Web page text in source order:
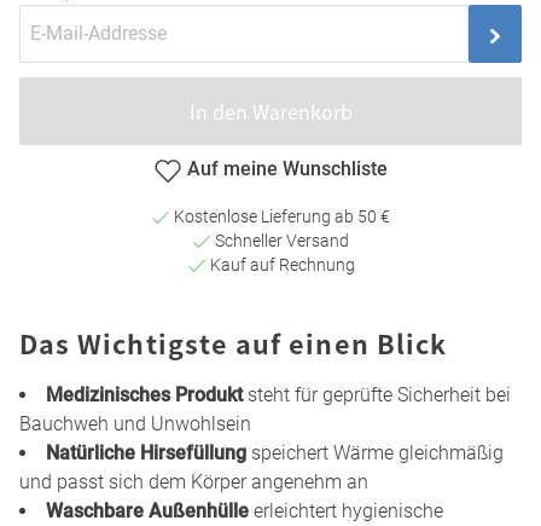
In den Warenkorb
Auf meine Wunschliste
Kostenlose Lieferung ab 50 €
Schneller Versand
Kauf auf Rechnung
Das Wichtigste auf einen Blick
Medizinisches Produktsteht für geprüfte Sicherheit bei
Bauchweh und Unwohlsein
Natürliche Hirsefüllung speichert Wärme gleichmäßig
und passt sich dem Körper angenehm an
Waschbare Außenhülle erleichtert hygienische